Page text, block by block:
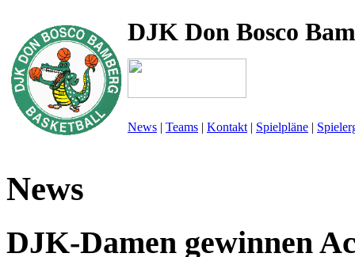
DJK Don Bosco
News | Teams | Kontakt | Spielpläne |
News
DJK-Damen gewinnen